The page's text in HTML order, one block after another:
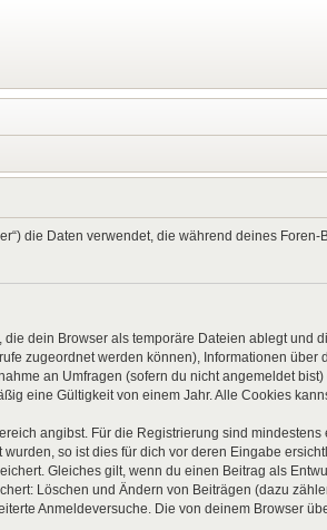
die Daten verwendet, die während deines Foren-
dein Browser als temporäre Dateien ablegt und
zugeordnet werden können), Informationen über
an Umfragen (sofern du nicht angemeldet
eine Gültigkeit von einem Jahr. Alle Cookies
angibst. Für die Registrierung sind mindestens
so ist dies für dich vor deren Eingabe
Gleiches gilt, wenn du einen Beitrag als
Löschen und Ändern von Beiträgen (dazu
Anmeldeversuche. Die von deinem Browser